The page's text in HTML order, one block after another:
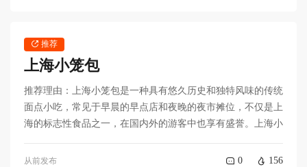
推荐
上海小笼包
推荐理由：上海小笼包是一种具有悠久历史和独特风味的传统
面点小吃，常见于早晨的早点店和夜晚的夜市摊位，不仅是上
海的标志性食品之一，在国内外的游客中也享有盛誉。上海小
从前发布 0 156